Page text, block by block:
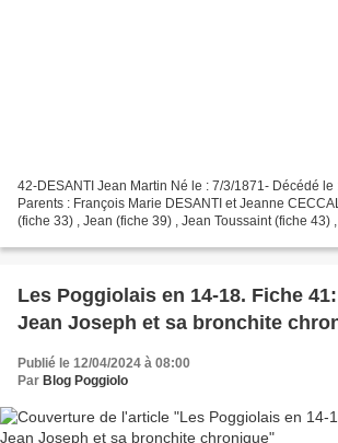
42-DESANTI Jean Martin Né le : 7/3/1871- Décédé le
Parents : François Marie DESANTI et Jeanne
(fiche 33) , Jean (fiche 39) , Jean Toussaint (fiche 43)
Les Poggiolais en 14-18. Fiche
Jean Joseph et sa bronchite
Publié le 12/04/2024 à 08:00
Par Blog Poggiolo